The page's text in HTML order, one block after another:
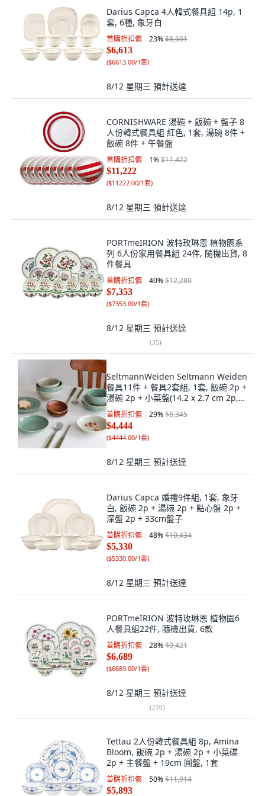
Darius Capca 4人韓式餐具組 14p, 1
套, 6種, 象牙白
首購折扣價 23%$8,601
$6,613
($6613.00/1套)
8/12 星期三 預計送達
CORNISHWARE 湯碗 + 飯碗 + 盤子 8
人份韓式餐具組 紅色, 1套, 湯碗 8件 +
飯碗 8件 + 午餐盤
首購折扣價 1%$11,422
$11,222
($11222.00/1套)
8/12 星期三 預計送達
PORTmeIRION 波特玫琳恩 植物園系
列 6人份家用餐具組 24件, 隨機出貨, 8
件餐具
首購折扣價 40%$12,280
$7,353
($7353.00/1套)
8/12 星期三 預計送達
(35)
SeltmannWeiden Seltmann Weiden
餐具11件 + 餐具2套組, 1套, 飯碗 2p +
湯碗 2p + 小菜盤(14.2 x 2.7 cm 2p,
16.6 x 3.2 cm 2p) + 盤子 17cm + 木
質小菜盤 2p + 湯筷 2套, 綠色, 米色(餐
具), 隨機出貨(湯筷)
首購折扣價 29%$6,345
$4,444
($4444.00/1套)
8/12 星期三 預計送達
Darius Capca 婚禮9件組, 1套, 象牙
白, 飯碗 2p + 湯碗 2p + 點心盤 2p +
深盤 2p + 33cm盤子
首購折扣價 48%$10,434
$5,330
($5330.00/1套)
8/12 星期三 預計送達
PORTmeIRION 波特玫琳恩 植物園6
人餐具組22件, 隨機出貨, 6款
首購折扣價 28%$9,421
$6,689
($6689.00/1套)
8/12 星期三 預計送達
(210)
Tettau 2人份韓式餐具組 8p, Amina
Bloom, 飯碗 2p + 湯碗 2p + 小菜碟
2p + 主餐盤 + 19cm 圓盤, 1套
首購折扣價 50%$11,914
$5,893